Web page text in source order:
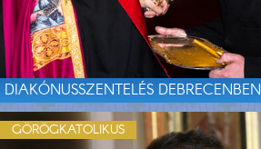
DIAKÓNUSSZENTELÉS DEBRECENBEN
GÖRÖGKATOLIKUS